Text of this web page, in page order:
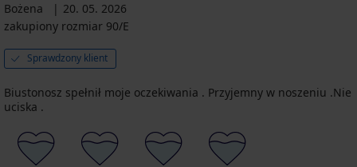
Bożena
20. 05. 2026
zakupiony rozmiar 90/E
Sprawdzony klient
Biustonosz spełnił moje oczekiwania . Przyjemny w noszeniu .Nie
uciska .